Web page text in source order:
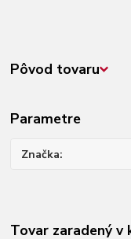
Pôvod tovaru
Parametre
Značka
Tovar zaradený v